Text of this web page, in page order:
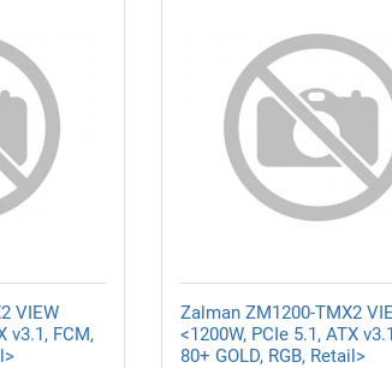
VIEW
v3.1, FCM,
Zalman ZM1200-TMX2
<1200W, PCIe 5.1, ATX
80+ GOLD, RGB, Retail>